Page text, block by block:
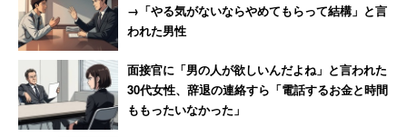
→「やる気がないならやめてもらって結構」と言
われた男性
面接官に「男の人が欲しいんだよね」と言われた
30代女性、辞退の連絡すら「電話するお金と時間
ももったいなかった」